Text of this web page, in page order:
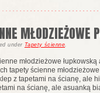
MŁODZIEŻOWE
under Tapety ścienne
młodzieżowe
tapety ścienne
z tapetami na ścianę, ale
na ścianę, ale asuanką